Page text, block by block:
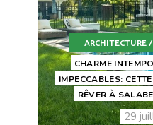
ARCHITECTURE
CHARME
IMPECCABLES:
RÊVER À
29